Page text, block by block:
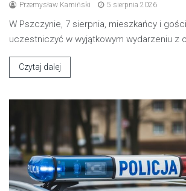
Przemysław Kamiński 5 sierpnia 2026
W Pszczynie, 7 sierpnia, mieszkańcy i
uczestniczyć w wyjątkowym wydarzeniu z
Czytaj dalej